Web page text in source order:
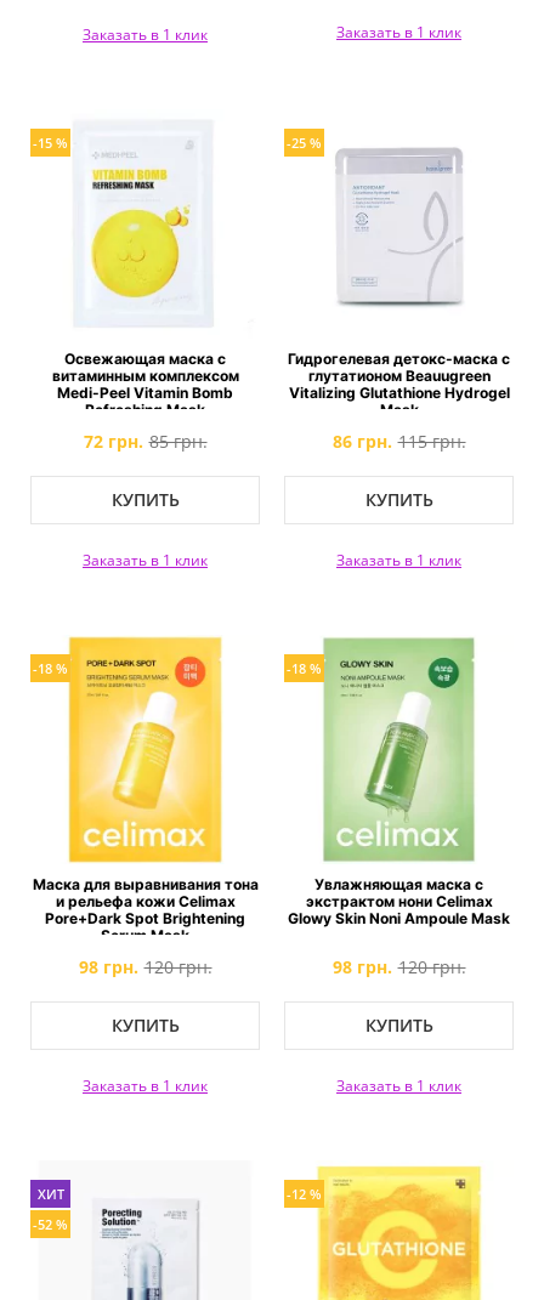
Заказать в 1 клик Заказать в 1 клик
-15 %
Освежающая маска с
витаминным комплексом
Medi-Peel Vitamin Bomb
Refreshing Mask
72 грн. 85 грн.
КУПИТЬ
Заказать в 1 клик
-25 %
Гидрогелевая детокс-маска с
глутатионом Beauugreen
Vitalizing Glutathione Hydrogel
Mask
86 грн. 115 грн.
КУПИТЬ
Заказать в 1 клик
-18 %
Маска для выравнивания тона
и рельефа кожи Celimax
Pore+Dark Spot Brightening
Serum Mask
98 грн. 120 грн.
КУПИТЬ
Заказать в 1 клик
-18 %
Увлажняющая маска с
экстрактом нони Celimax
Glowy Skin Noni Ampoule Mask
98 грн. 120 грн.
КУПИТЬ
Заказать в 1 клик
ХИТ
-52 %
-12 %